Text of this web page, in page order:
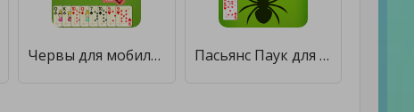
Червы для мобильных [Бесплатные покупки] Пасьянс Паук для мобильных [Бесплатные покупки]